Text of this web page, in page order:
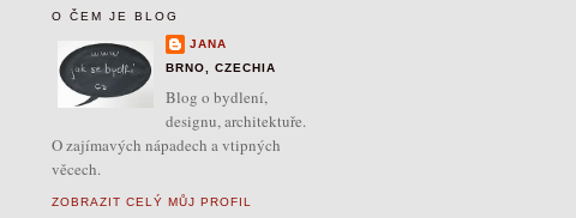
O ČEM JE BLOG
JANA
BRNO, CZECHIA
Blog o bydlení,
designu, architektuře.
O zajímavých nápadech a vtipných
věcech.
ZOBRAZIT CELÝ MŮJ PROFIL